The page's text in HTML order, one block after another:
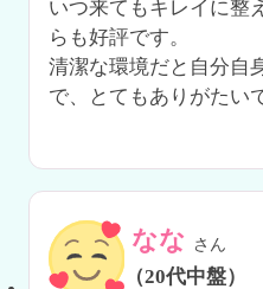
いつ来てもキレイに整
らも好評です。
清潔な環境だと自分自
で、とてもありがたい
なな さん
（20代中盤）